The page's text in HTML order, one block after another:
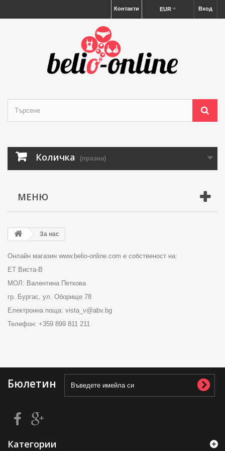
Вход
EUR
Контакти
Количка (празна)
МЕНЮ
За нас
Онлайн магазин www.belio-online.com е собственост на:
ЕТ Виста-В
МОЛ: Валентина Петкова
гр. Бургас, ул. Оборище 78
Електронна поща: vista_v@abv.bg
Телефон: +359 899 811 211
Бюлетин
Категории